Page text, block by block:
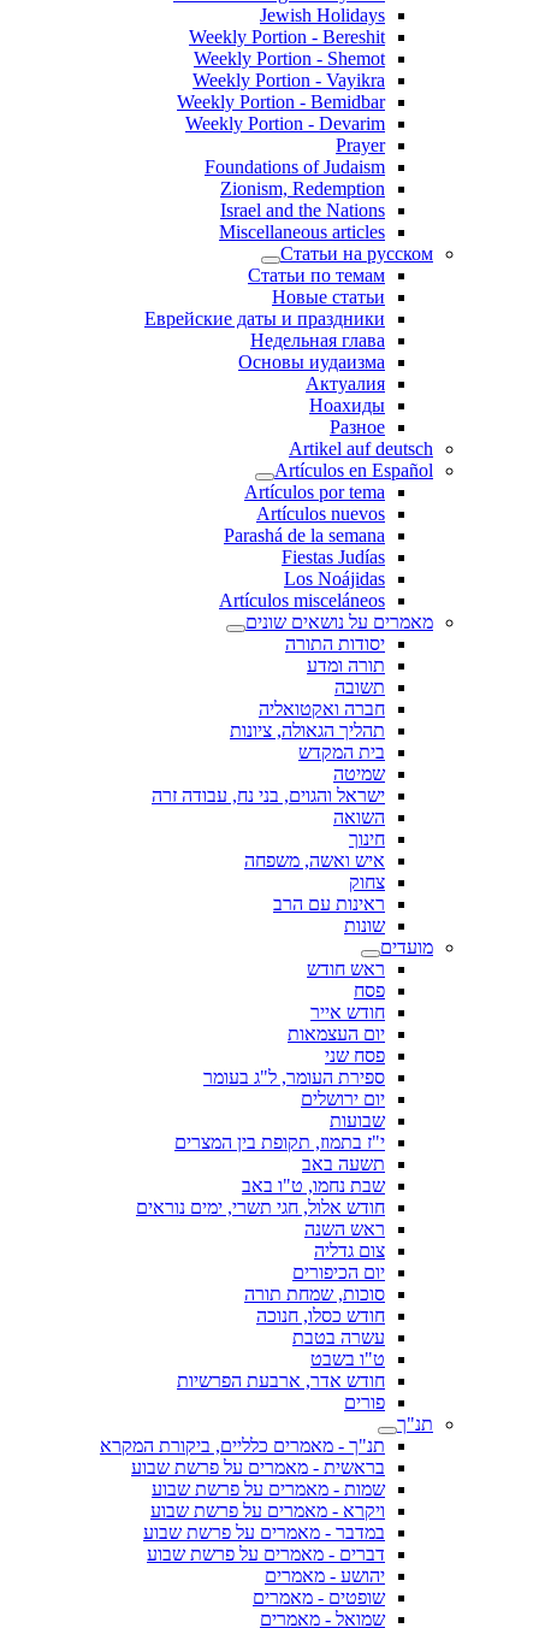
Jewish Holidays
Weekly Portion - Bereshit
Weekly Portion - Shemot
Weekly Portion - Vayikra
Weekly Portion - Bemidbar
Weekly Portion - Devarim
Prayer
Foundations of Judaism
Zionism, Redemption
Israel and the Nations
Miscellaneous articles
Статьи на русском
Статьи по темам
Новые статьи
Еврейские даты и праздники
Недельная глава
Основы иудаизма
Актуалия
Ноахиды
Разное
Artikel auf deutsch
Artículos en Español
Artículos por tema
Artículos nuevos
Parashá de la semana
Fiestas Judías
Los Noájidas
Artículos misceláneos
מאמרים על נושאים שונים
יסודות התורה
תורה ומדע
תשובה
חברה ואקטואליה
תהליך הגאולה, ציונות
בית המקדש
שמיטה
ישראל והגוים, בני נח, עבודה זרה
השואה
חינוך
איש ואשה, משפחה
צחוק
ראינות עם הרב
שונות
מועדים
ראש חודש
פסח
חודש אייר
יום העצמאות
פסח שני
ספירת העומר, ל"ג בעומר
יום ירושלים
שבועות
י"ז בתמוז, תקופת בין המצרים
תשעה באב
שבת נחמו, ט"ו באב
חודש אלול, חגי תשרי, ימים נוראים
ראש השנה
צום גדליה
יום הכיפורים
סוכות, שמחת תורה
חודש כסלו, חנוכה
עשרה בטבת
ט"ו בשבט
חודש אדר, ארבעת הפרשיות
פורים
תנ"ך
תנ"ך - מאמרים כלליים, ביקורת המקרא
בראשית - מאמרים על פרשת שבוע
שמות - מאמרים על פרשת שבוע
ויקרא - מאמרים על פרשת שבוע
במדבר - מאמרים על פרשת שבוע
דברים - מאמרים על פרשת שבוע
יהושע - מאמרים
שופטים - מאמרים
שמואל - מאמרים